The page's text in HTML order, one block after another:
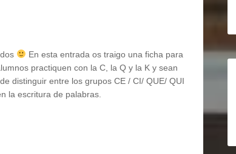
En esta entrada os traigo una ficha para
practiquen con la C, la Q y la K y sean
distinguir entre los grupos CE / CI/ QUE/ QUI
la escritura de palabras.